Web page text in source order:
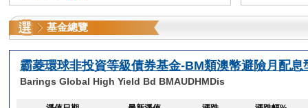
基金總覽
霸菱環球非投資等級債券基金-BM類澳幣避險月配息
Barings Global High Yield Bd BMAUDHMDis